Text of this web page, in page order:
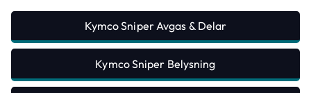
Kymco Sniper Avgas & Delar
Kymco Sniper Belysning